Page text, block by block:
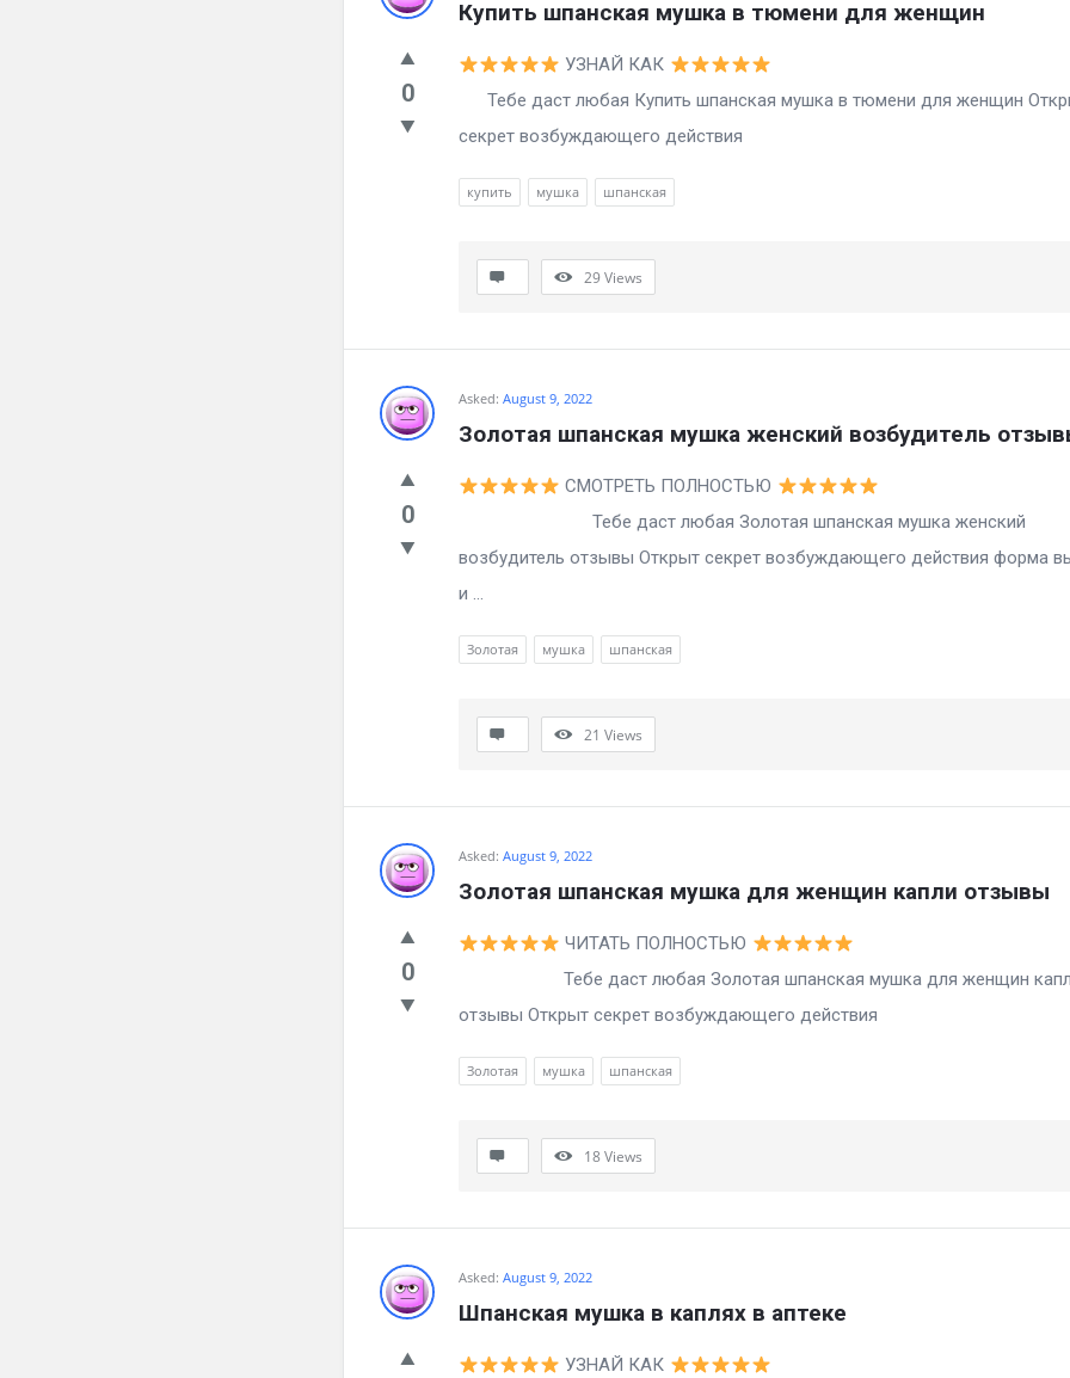
Купить шпанская мушка в тюмени для женщин
0
УЗНАЙ КАК
Тебе даст любая Купить шпанская мушка в тюмени для женщин
секрет возбуждающего действия
купить мушка шпанская
29Views
Asked: August 9, 2022
Золотая шпанская мушка женский возбудитель
0
СМОТРЕТЬ ПОЛНОСТЬЮ
Тебе даст любая Золотая шпанская мушка женский
возбудитель отзывы Открыт секрет возбуждающего действия форма
и ...
Золотая мушка шпанская
21 Views
Asked: August 9, 2022
Золотая шпанская мушка для женщин капли отзывы
0
ЧИТАТЬ ПОЛНОСТЬЮ
Тебе даст любая Золотая шпанская мушка для женщин
отзывы Открыт секрет возбуждающего действия
Золотая мушка шпанская
18Views
Asked: August 9, 2022
Шпанская мушка в каплях в аптеке
УЗНАЙ КАК